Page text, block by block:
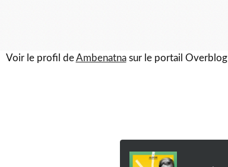
Voir le profil deAmbenatnasur le portail Overblog